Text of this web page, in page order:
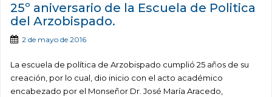
25º aniversario de la Escuela de Politica
del Arzobispado.
2 de mayo de 2016
La escuela de política de Arzobispado cumplió 25 años de su
creación, por lo cual, dio inicio con el acto académico
encabezado por el Monseñor Dr. José María Aracedo,